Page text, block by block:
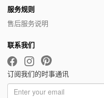
服务规则
售后服务说明
联系我们
订阅我们的时事通讯